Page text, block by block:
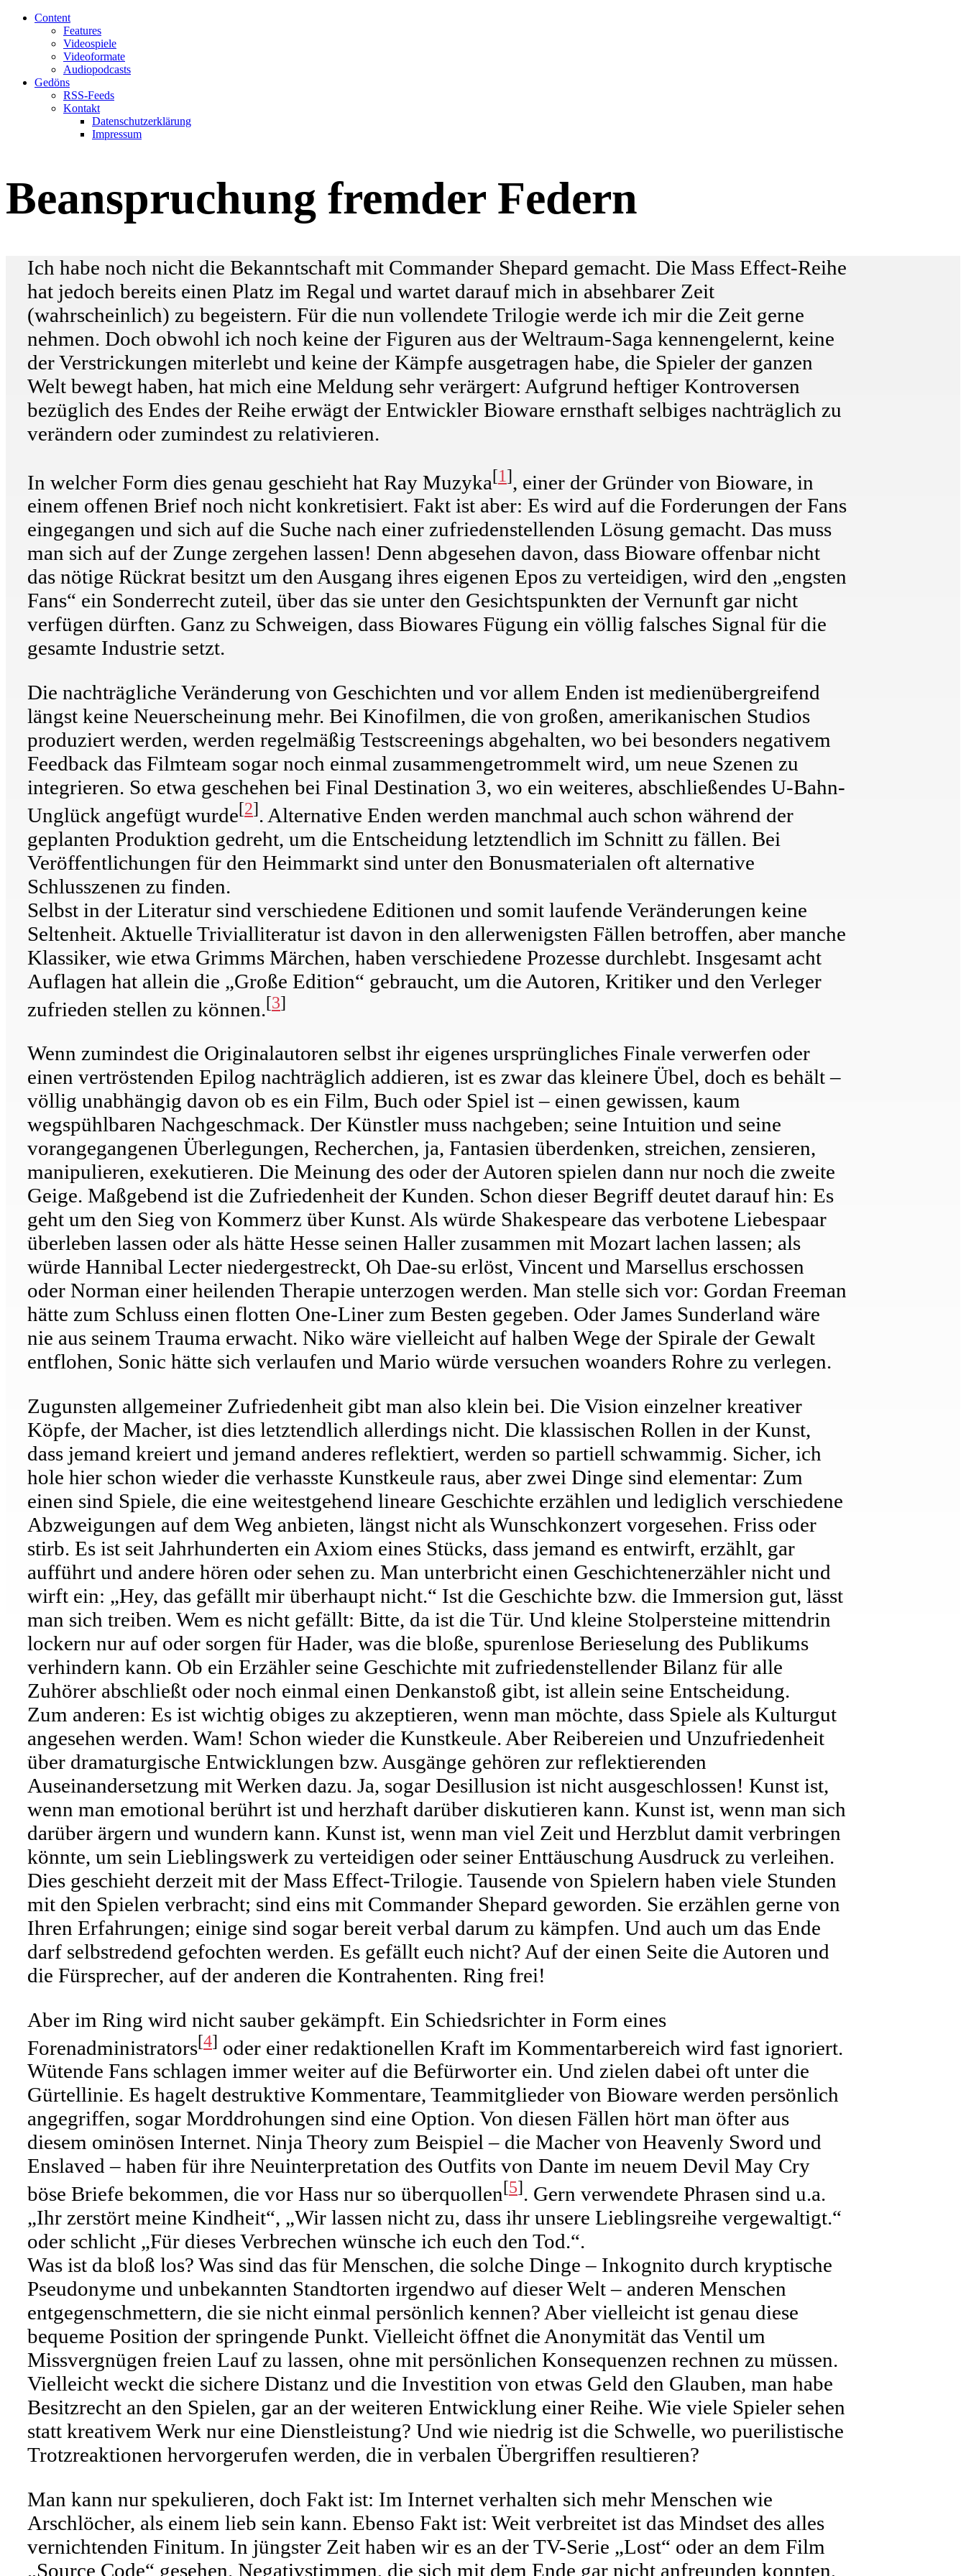
Content
Features
Videospiele
Videoformate
Audiopodcasts
Gedöns
RSS-Feeds
Kontakt
Datenschutzerklärung
Impressum
Beanspruchung fremder Federn
Ich habe noch nicht die Bekanntschaft mit Commander Shepard gemacht. Die Mass Effect-Reihe
hat jedoch bereits einen Platz im Regal und wartet darauf mich in absehbarer Zeit
(wahrscheinlich) zu begeistern. Für die nun vollendete Trilogie werde ich mir die Zeit gerne
nehmen. Doch obwohl ich noch keine der Figuren aus der Weltraum-Saga kennengelernt, keine
der Verstrickungen miterlebt und keine der Kämpfe ausgetragen habe, die Spieler der ganzen
Welt bewegt haben, hat mich eine Meldung sehr verärgert: Aufgrund heftiger Kontroversen
bezüglich des Endes der Reihe erwägt der Entwickler Bioware ernsthaft selbiges nachträglich zu
verändern oder zumindest zu relativieren.
In welcher Form dies genau geschieht hat Ray Muzyka[1], einer der Gründer von Bioware, in
einem offenen Brief noch nicht konkretisiert. Fakt ist aber: Es wird auf die Forderungen der Fans
eingegangen und sich auf die Suche nach einer zufriedenstellenden Lösung gemacht. Das muss
man sich auf der Zunge zergehen lassen! Denn abgesehen davon, dass Bioware offenbar nicht
das nötige Rückrat besitzt um den Ausgang ihres eigenen Epos zu verteidigen, wird den „engsten
Fans“ ein Sonderrecht zuteil, über das sie unter den Gesichtspunkten der Vernunft gar nicht
verfügen dürften. Ganz zu Schweigen, dass Biowares Fügung ein völlig falsches Signal für die
gesamte Industrie setzt.
Die nachträgliche Veränderung von Geschichten und vor allem Enden ist medienübergreifend
längst keine Neuerscheinung mehr. Bei Kinofilmen, die von großen, amerikanischen Studios
produziert werden, werden regelmäßig Testscreenings abgehalten, wo bei besonders negativem
Feedback das Filmteam sogar noch einmal zusammengetrommelt wird, um neue Szenen zu
integrieren. So etwa geschehen bei Final Destination 3, wo ein weiteres, abschließendes U-Bahn-
Unglück angefügt wurde[2]. Alternative Enden werden manchmal auch schon während der
geplanten Produktion gedreht, um die Entscheidung letztendlich im Schnitt zu fällen. Bei
Veröffentlichungen für den Heimmarkt sind unter den Bonusmaterialen oft alternative
Schlusszenen zu finden.
Selbst in der Literatur sind verschiedene Editionen und somit laufende Veränderungen keine
Seltenheit. Aktuelle Trivialliteratur ist davon in den allerwenigsten Fällen betroffen, aber manche
Klassiker, wie etwa Grimms Märchen, haben verschiedene Prozesse durchlebt. Insgesamt acht
Auflagen hat allein die „Große Edition“ gebraucht, um die Autoren, Kritiker und den Verleger
zufrieden stellen zu können.[3]
Wenn zumindest die Originalautoren selbst ihr eigenes ursprüngliches Finale verwerfen oder
einen vertröstenden Epilog nachträglich addieren, ist es zwar das kleinere Übel, doch es behält –
völlig unabhängig davon ob es ein Film, Buch oder Spiel ist – einen gewissen, kaum
wegspühlbaren Nachgeschmack. Der Künstler muss nachgeben; seine Intuition und seine
vorangegangenen Überlegungen, Recherchen, ja, Fantasien überdenken, streichen, zensieren,
manipulieren, exekutieren. Die Meinung des oder der Autoren spielen dann nur noch die zweite
Geige. Maßgebend ist die Zufriedenheit der Kunden. Schon dieser Begriff deutet darauf hin: Es
geht um den Sieg von Kommerz über Kunst. Als würde Shakespeare das verbotene Liebespaar
überleben lassen oder als hätte Hesse seinen Haller zusammen mit Mozart lachen lassen; als
würde Hannibal Lecter niedergestreckt, Oh Dae-su erlöst, Vincent und Marsellus erschossen
oder Norman einer heilenden Therapie unterzogen werden. Man stelle sich vor: Gordan Freeman
hätte zum Schluss einen flotten One-Liner zum Besten gegeben. Oder James Sunderland wäre
nie aus seinem Trauma erwacht. Niko wäre vielleicht auf halben Wege der Spirale der Gewalt
entflohen, Sonic hätte sich verlaufen und Mario würde versuchen woanders Rohre zu verlegen.
Zugunsten allgemeiner Zufriedenheit gibt man also klein bei. Die Vision einzelner kreativer
Köpfe, der Macher, ist dies letztendlich allerdings nicht. Die klassischen Rollen in der Kunst,
dass jemand kreiert und jemand anderes reflektiert, werden so partiell schwammig. Sicher, ich
hole hier schon wieder die verhasste Kunstkeule raus, aber zwei Dinge sind elementar: Zum
einen sind Spiele, die eine weitestgehend lineare Geschichte erzählen und lediglich verschiedene
Abzweigungen auf dem Weg anbieten, längst nicht als Wunschkonzert vorgesehen. Friss oder
stirb. Es ist seit Jahrhunderten ein Axiom eines Stücks, dass jemand es entwirft, erzählt, gar
aufführt und andere hören oder sehen zu. Man unterbricht einen Geschichtenerzähler nicht und
wirft ein: „Hey, das gefällt mir überhaupt nicht.“ Ist die Geschichte bzw. die Immersion gut, lässt
man sich treiben. Wem es nicht gefällt: Bitte, da ist die Tür. Und kleine Stolpersteine mittendrin
lockern nur auf oder sorgen für Hader, was die bloße, spurenlose Berieselung des Publikums
verhindern kann. Ob ein Erzähler seine Geschichte mit zufriedenstellender Bilanz für alle
Zuhörer abschließt oder noch einmal einen Denkanstoß gibt, ist allein seine Entscheidung.
Zum anderen: Es ist wichtig obiges zu akzeptieren, wenn man möchte, dass Spiele als Kulturgut
angesehen werden. Wam! Schon wieder die Kunstkeule. Aber Reibereien und Unzufriedenheit
über dramaturgische Entwicklungen bzw. Ausgänge gehören zur reflektierenden
Auseinandersetzung mit Werken dazu. Ja, sogar Desillusion ist nicht ausgeschlossen! Kunst ist,
wenn man emotional berührt ist und herzhaft darüber diskutieren kann. Kunst ist, wenn man sich
darüber ärgern und wundern kann. Kunst ist, wenn man viel Zeit und Herzblut damit verbringen
könnte, um sein Lieblingswerk zu verteidigen oder seiner Enttäuschung Ausdruck zu verleihen.
Dies geschieht derzeit mit der Mass Effect-Trilogie. Tausende von Spielern haben viele Stunden
mit den Spielen verbracht; sind eins mit Commander Shepard geworden. Sie erzählen gerne von
Ihren Erfahrungen; einige sind sogar bereit verbal darum zu kämpfen. Und auch um das Ende
darf selbstredend gefochten werden. Es gefällt euch nicht? Auf der einen Seite die Autoren und
die Fürsprecher, auf der anderen die Kontrahenten. Ring frei!
Aber im Ring wird nicht sauber gekämpft. Ein Schiedsrichter in Form eines
Forenadministrators[4] oder einer redaktionellen Kraft im Kommentarbereich wird fast ignoriert.
Wütende Fans schlagen immer weiter auf die Befürworter ein. Und zielen dabei oft unter die
Gürtellinie. Es hagelt destruktive Kommentare, Teammitglieder von Bioware werden persönlich
angegriffen, sogar Morddrohungen sind eine Option. Von diesen Fällen hört man öfter aus
diesem ominösen Internet. Ninja Theory zum Beispiel – die Macher von Heavenly Sword und
Enslaved – haben für ihre Neuinterpretation des Outfits von Dante im neuem Devil May Cry
böse Briefe bekommen, die vor Hass nur so überquollen[5]. Gern verwendete Phrasen sind u.a.
„Ihr zerstört meine Kindheit“, „Wir lassen nicht zu, dass ihr unsere Lieblingsreihe vergewaltigt.“
oder schlicht „Für dieses Verbrechen wünsche ich euch den Tod.“.
Was ist da bloß los? Was sind das für Menschen, die solche Dinge – Inkognito durch kryptische
Pseudonyme und unbekannten Standtorten irgendwo auf dieser Welt – anderen Menschen
entgegenschmettern, die sie nicht einmal persönlich kennen? Aber vielleicht ist genau diese
bequeme Position der springende Punkt. Vielleicht öffnet die Anonymität das Ventil um
Missvergnügen freien Lauf zu lassen, ohne mit persönlichen Konsequenzen rechnen zu müssen.
Vielleicht weckt die sichere Distanz und die Investition von etwas Geld den Glauben, man habe
Besitzrecht an den Spielen, gar an der weiteren Entwicklung einer Reihe. Wie viele Spieler sehen
statt kreativem Werk nur eine Dienstleistung? Und wie niedrig ist die Schwelle, wo puerilistische
Trotzreaktionen hervorgerufen werden, die in verbalen Übergriffen resultieren?
Man kann nur spekulieren, doch Fakt ist: Im Internet verhalten sich mehr Menschen wie
Arschlöcher, als einem lieb sein kann. Ebenso Fakt ist: Weit verbreitet ist das Mindset des alles
vernichtenden Finitum. In jüngster Zeit haben wir es an der TV-Serie „Lost“ oder an dem Film
„Source Code“ gesehen. Negativstimmen, die sich mit dem Ende gar nicht anfreunden konnten,